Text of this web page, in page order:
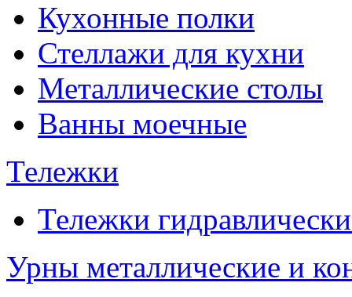
Кухонные полки
Стеллажи для кухни
Металлические столы
Ванны моечные
Тележки
Тележки
Урны металлические и